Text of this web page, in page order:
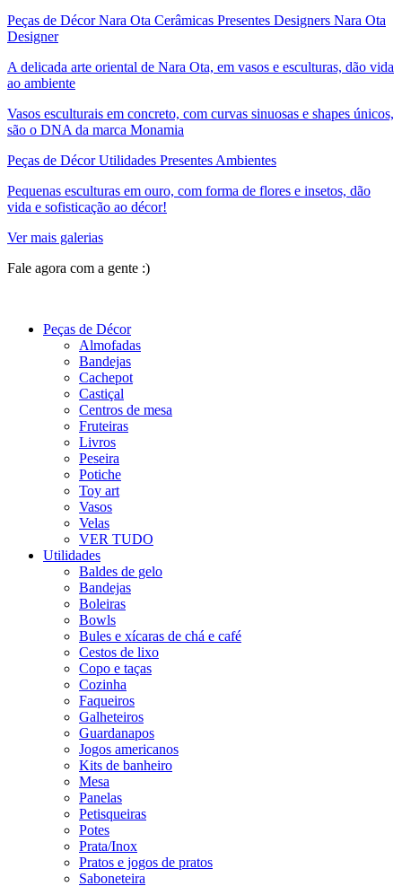
Peças de Décor Nara Ota Cerâmicas Presentes Designers Nara Ota
Designer
A delicada arte oriental de Nara Ota, em vasos e esculturas, dão vida
ao ambiente
Vasos esculturais em concreto, com curvas sinuosas e shapes únicos,
são o DNA da marca Monamia
Peças de Décor Utilidades Presentes Ambientes
Pequenas esculturas em ouro, com forma de flores e insetos, dão
vida e sofisticação ao décor!
Ver mais galerias
Fale agora com a gente :)
Peças de Décor
Almofadas
Bandejas
Cachepot
Castiçal
Centros de mesa
Fruteiras
Livros
Peseira
Potiche
Toy art
Vasos
Velas
VER TUDO
Utilidades
Baldes de gelo
Bandejas
Boleiras
Bowls
Bules e xícaras de chá e café
Cestos de lixo
Copo e taças
Cozinha
Faqueiros
Galheteiros
Guardanapos
Jogos americanos
Kits de banheiro
Mesa
Panelas
Petisqueiras
Potes
Prata/Inox
Pratos e jogos de pratos
Saboneteira